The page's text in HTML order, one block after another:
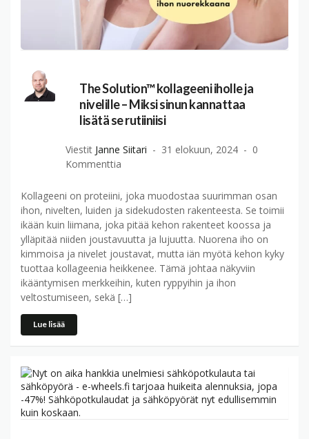
The Solution™ kollageeni iholle ja
nivelille – Miksi sinun kannattaa
lisätä se rutiiniisi
Viestit Janne Siitari 31 elokuun, 2024
0
Kommenttia
Kollageeni on proteiini, joka muodostaa suurimman osan
ihon, nivelten, luiden ja sidekudosten rakenteesta. Se toimii
ikään kuin liimana, joka pitää kehon rakenteet koossa ja
ylläpitää niiden joustavuutta ja lujuutta. Nuorena iho on
kimmoisa ja nivelet joustavat, mutta iän myötä kehon kyky
tuottaa kollageenia heikkenee. Tämä johtaa näkyviin
ikääntymisen merkkeihin, kuten ryppyihin ja ihon
veltostumiseen, sekä […]
Lue lisää